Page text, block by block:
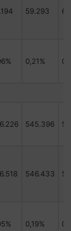
59.293
0,21%
545.396
546.433
0,19%